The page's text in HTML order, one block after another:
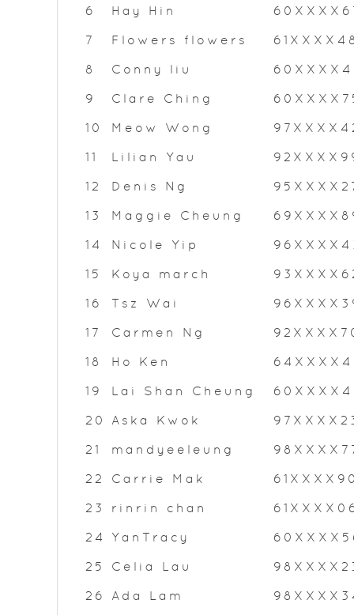
6 Hay Hin
7 Flowers flowers 61XXXX48
8 Conny liu
9 Clare Ching
10 Meow Wong
11 Lilian Yau
12 Denis Ng
13 Maggie Cheung
14 Nicole Yip
15 Koya march
16 Tsz Wai
17 Carmen Ng
18 Ho Ken
19 Lai Shan Cheung
20 Aska Kwok
21 mandyeeleung
22 Carrie Mak 61XXXX90
23 rinrin chan
24 YanTracy
25 Celia Lau
26 Ada Lam